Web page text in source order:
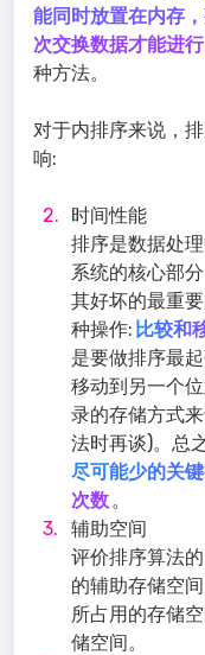
能同时放置在内存
次交换数据才能进行
种方法。
对于内排序来说，
响:
时间性能
排序是数据处
系统的核心部
其好坏的最重
种操作: 比较和
是要做排序最
移动到另一个
录的存储方式
法时再谈)。总
尽可能少的关
次数。
辅助空间
评价排序算法
的辅助存储空
所占用的存储
储空间。